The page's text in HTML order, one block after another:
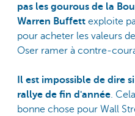
pas les gourous de la
Warren Buffett exploite
pour acheter les valeurs
Oser ramer à contre-
Il est impossible de dire
rallye de fin d'année.
bonne chose pour Wall